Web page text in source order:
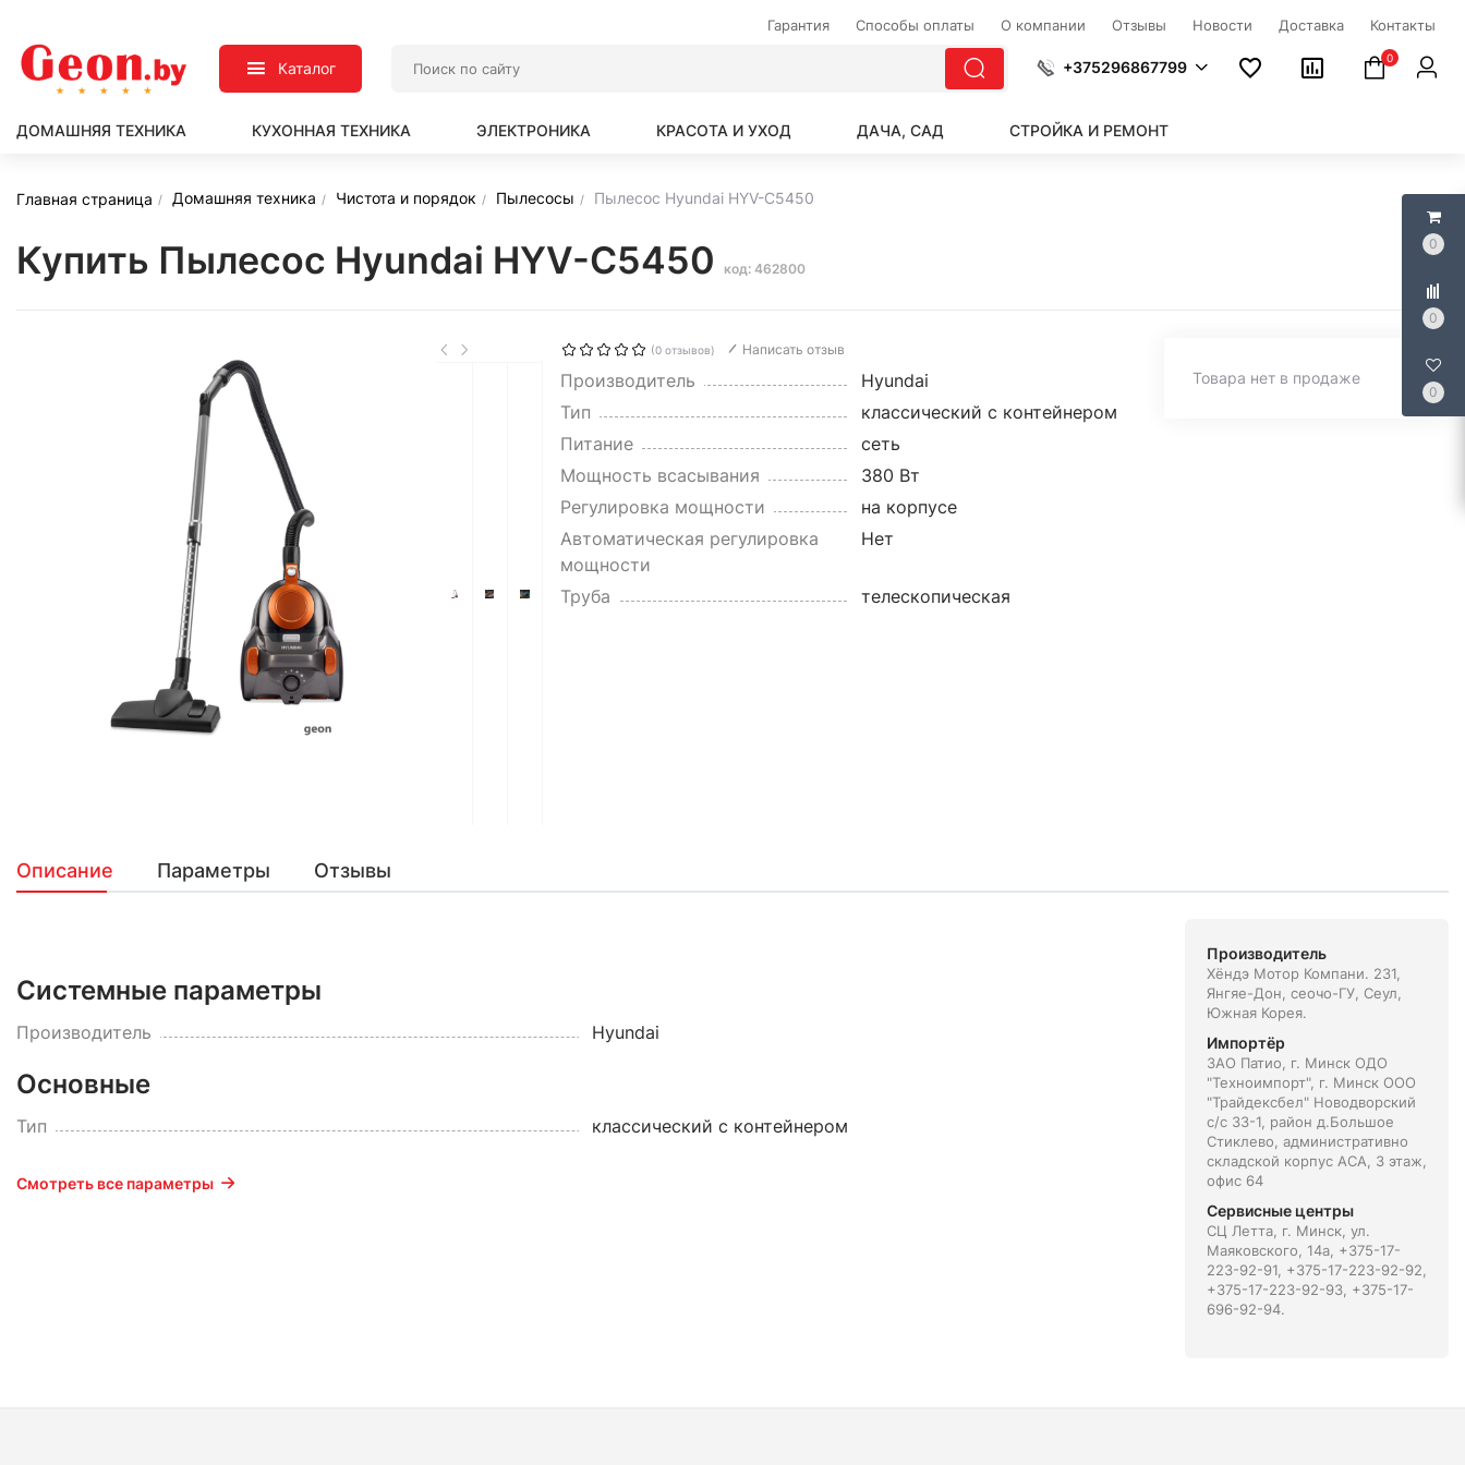
0
0
0
Гарантия Способы оплаты О компании Отзывы Новости Доставка Контакты
Каталог +375296867799
0
ДОМАШНЯЯ ТЕХНИКА КУХОННАЯ ТЕХНИКА ЭЛЕКТРОНИКА КРАСОТА И УХОД ДАЧА, САД СТРОЙКА И РЕМОНТ
Главная страница Домашняя техника Чистота и порядок Пылесосы Пылесос Hyundai HYV-C5450
Купить Пылесос Hyundai HYV-C5450 код: 462800
(0 отзывов) Написать отзыв
Производитель
Hyundai
Тип
классический с контейнером
Питание
сеть
Мощность всасывания
380 Вт
Регулировка мощности
на корпусе
Автоматическая регулировка
мощности
Нет
Труба телескопическая
Товара нет в продаже
Описание Параметры Отзывы
Системные параметры
Производитель Hyundai
Основные
Тип классический с контейнером
Смотреть все параметры
Производитель
Хёндэ Мотор Компани. 231,
Янгяе-Дон, сеочо-ГУ, Сеул,
Южная Корея.
Импортёр
ЗАО Патио, г. Минск ОДО
"Техноимпорт", г. Минск ООО
"Трайдексбел" Новодворский
с/с 33-1, район д.Большое
Стиклево, административно
складской корпус АСА, 3 этаж,
офис 64
Сервисные центры
СЦ Летта, г. Минск, ул.
Маяковского, 14а, +375-17-
223-92-91, +375-17-223-92-92,
+375-17-223-92-93, +375-17-
696-92-94.